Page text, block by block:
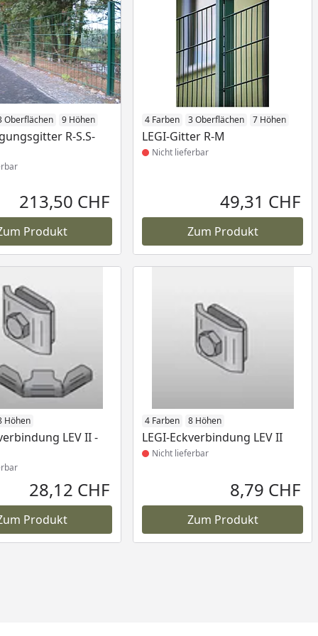
Oberflächen 9 Höhen
R-S.S-
lieferbar
213,50 CHF
Produkt
4 Farben 3 Oberflächen 7 Höhen
LEGI-Gitter R-M
Produkt nicht lieferbar
Nicht lieferbar
49,31 CHF
Zum Produkt
Höhen
LEV II -
lieferbar
28,12 CHF
Produkt
4 Farben 8 Höhen
LEGI-Eckverbindung LEV II
Produkt nicht lieferbar
Nicht lieferbar
8,79 CHF
Zum Produkt